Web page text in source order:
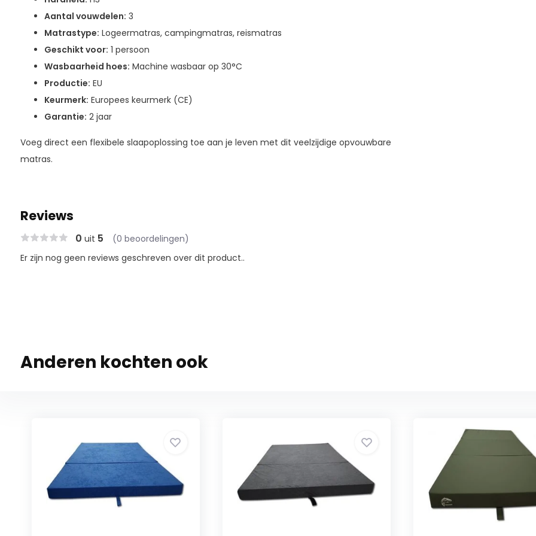
Aantal vouwdelen: 3
Matrastype: Logeermatras, campingmatras, reismatras
Geschikt voor: 1 persoon
Wasbaarheid hoes: Machine wasbaar op 30°C
Productie: EU
Keurmerk: Europees keurmerk (CE)
Garantie: 2 jaar
Voeg direct een flexibele slaapoplossing toe aan je leven met dit veelzijdige opvouwbare
matras.
Reviews
0 uit 5 (0 beoordelingen)
Er zijn nog geen reviews geschreven over dit product..
Anderen kochten ook